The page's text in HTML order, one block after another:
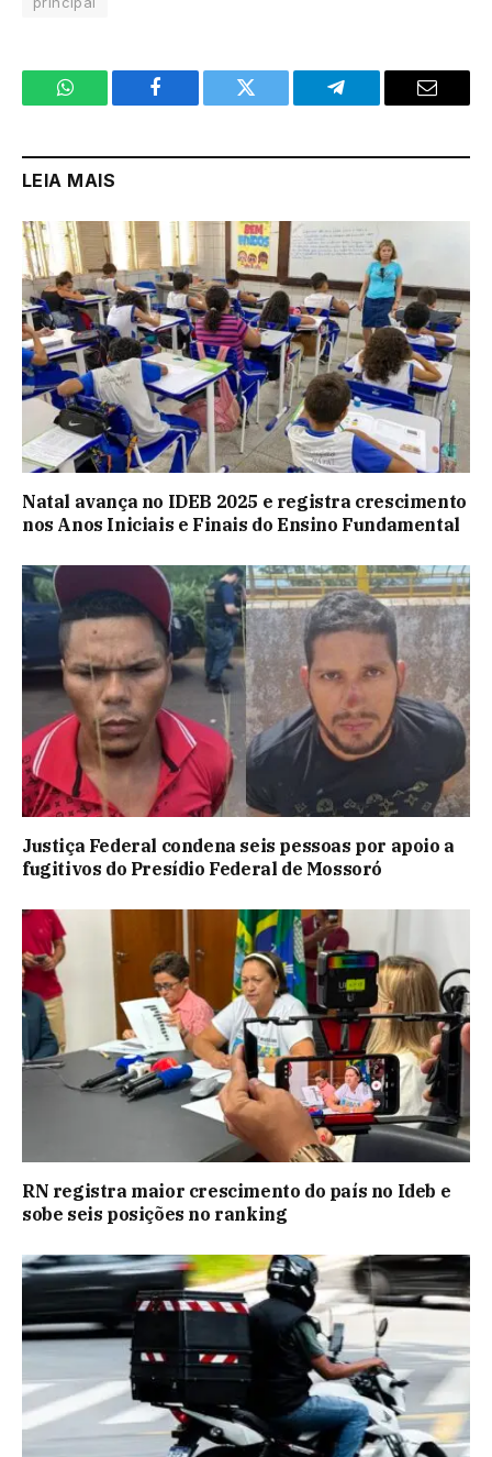
WhatsApp Facebook Twitter Telegram Email
LEIA MAIS
Natal avança no IDEB 2025 e registra crescimento
nos Anos Iniciais e Finais do Ensino Fundamental
Justiça Federal condena seis pessoas por apoio a
fugitivos do Presídio Federal de Mossoró
RN registra maior crescimento do país no Ideb e
sobe seis posições no ranking